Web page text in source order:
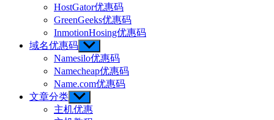
HostGator优惠码
GreenGeeks优惠码
InmotionHosing优惠码
域名优惠码 Show
sub
menu
Namesilo优惠码
Namecheap优惠码
Name.com优惠码
文章分类 Show
sub
menu
主机优惠